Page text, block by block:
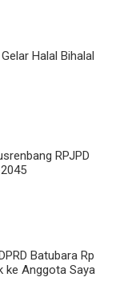
Halal Bihalal
RPJPD
Batubara Rp
ke Anggota Saya